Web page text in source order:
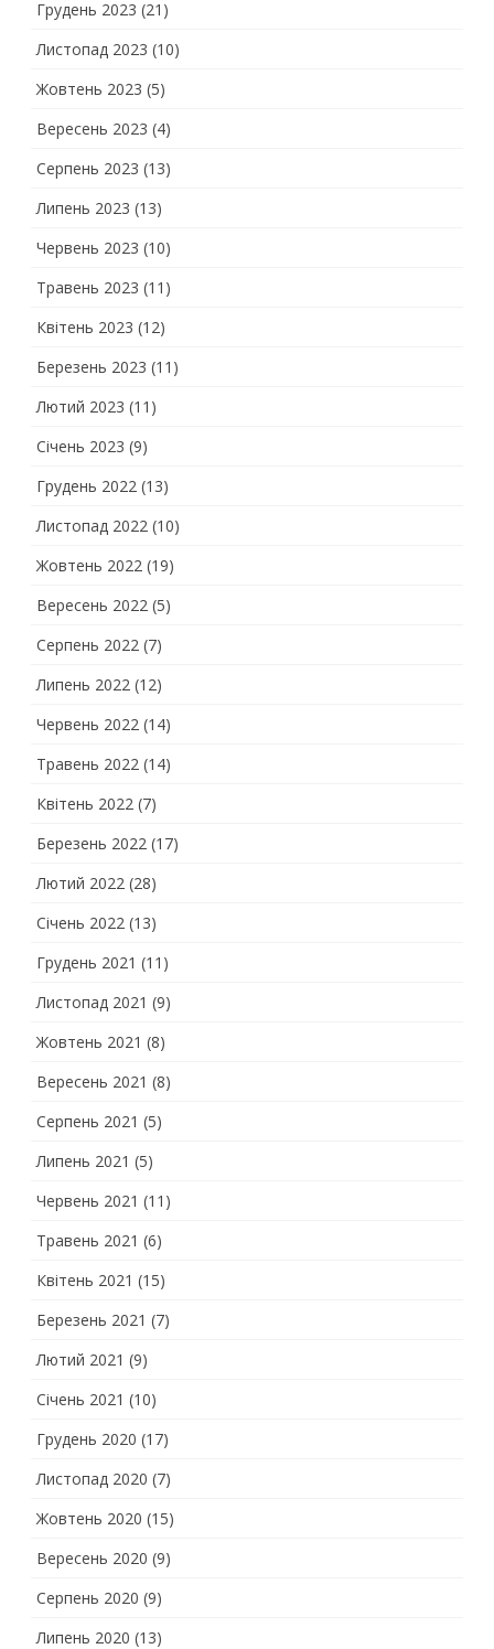
Грудень 2023 (21)
Листопад 2023 (10)
Жовтень 2023 (5)
Вересень 2023 (4)
Серпень 2023 (13)
Липень 2023 (13)
Червень 2023 (10)
Травень 2023 (11)
Квітень 2023 (12)
Березень 2023 (11)
Лютий 2023 (11)
Січень 2023 (9)
Грудень 2022 (13)
Листопад 2022 (10)
Жовтень 2022 (19)
Вересень 2022 (5)
Серпень 2022 (7)
Липень 2022 (12)
Червень 2022 (14)
Травень 2022 (14)
Квітень 2022 (7)
Березень 2022 (17)
Лютий 2022 (28)
Січень 2022 (13)
Грудень 2021 (11)
Листопад 2021 (9)
Жовтень 2021 (8)
Вересень 2021 (8)
Серпень 2021 (5)
Липень 2021 (5)
Червень 2021 (11)
Травень 2021 (6)
Квітень 2021 (15)
Березень 2021 (7)
Лютий 2021 (9)
Січень 2021 (10)
Грудень 2020 (17)
Листопад 2020 (7)
Жовтень 2020 (15)
Вересень 2020 (9)
Серпень 2020 (9)
Липень 2020 (13)